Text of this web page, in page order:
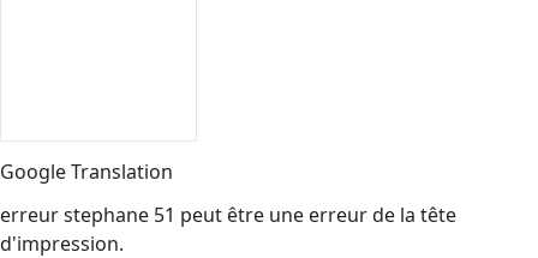
Google Translation
erreur stephane 51 peut être une erreur de la tête
d'impression.